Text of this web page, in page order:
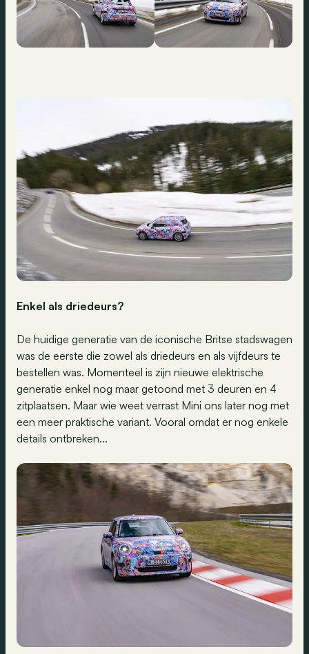
Enkel als driedeurs?
De huidige generatie van de iconische Britse stadswagen
was de eerste die zowel als driedeurs en als vijfdeurs te
bestellen was. Momenteel is zijn nieuwe elektrische
generatie enkel nog maar getoond met 3 deuren en 4
zitplaatsen. Maar wie weet verrast Mini ons later nog met
een meer praktische variant. Vooral omdat er nog enkele
details ontbreken...